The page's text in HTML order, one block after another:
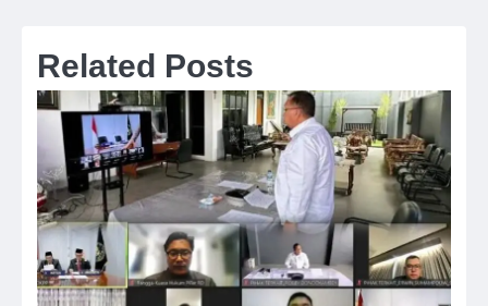
Related Posts